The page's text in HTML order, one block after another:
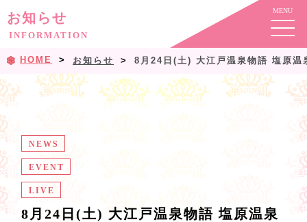
お知らせ
INFORMATION
HOME お知らせ 8月24日(土) 大江戸温泉物語 塩原温
NEWS
EVENT
LIVE
8月24日(土) 大江戸温泉物語 塩原温泉